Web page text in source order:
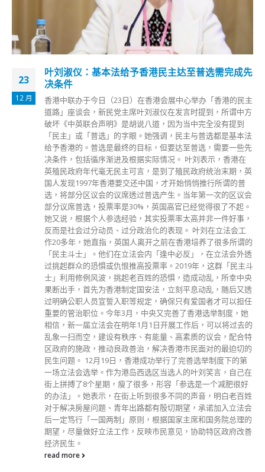
22
6 月
李家超为香港文汇报撰文：“以结果为目标”以解民
困
文/候任行政长官李家超 6月19日，中央人民政府公布了香港
特别行政区第六届政府主要官员任命。我衷心感谢中央人民政
府接受及批准我按基本法提名的26位主要官员，予以任命，并
感谢中央对我和我的团队的信任和支持。 我一直强调，要
「以结果为目标」，解决社会问题。这不仅是新一届特区政府
将付诸行动的目标，更是带领组织文化改变的重要元素。要达
至这个目标，团队要团结、执行能力要强，领导官员要主动，
以共同施政理念为基础，向同一目标迈进。 我们的团队主要
有四方面的特点： 第一，这是一支做实事、执行力强的管治
团队。用人唯才，是我选用团队成员的最主要考量。新班子中
有不少新面孔，但他们都有一个共同点，就是以务实和实干见
称，并在各自所在的领域或岗位上有所需的知识、经验或成
绩。「实干型」的管治团队是提升政府效能的重要元素，只有
找对人、发挥好所长，我们才能做对事、做成事。 第二，这
是一支迎难而上、敢于破局的管治团队。当今世界风云变色，
惟勇者胜。香港要重新出发，特区政府必须有变革精神，在挑
战面前不退缩、不放弃，以底线思维在各领域做好预判、防范
和规划，务实施政，以民为本，凝聚共识聚焦发展，为市民解
决问题。 第三，这是一支多元、聚合各领域人才的管治团
队。我们团队的成员还有一个特色：背景多元、不拘一格。既
有留任的问责官员和升任的公务员，也有来自政商界的新成
员；既有学者和专业人士，也有从基层一线打拼上来的地区工
作者；既有土生土长的香港人，也有扎根香港廿年的「港
漂」。这个多元的团队将透过磨合和优势互补，发挥「一加一
比二大」的协同效应。 第四，这是一支忠诚团结、充分展现
「爱国者治港」新气象的管治团队。「爱国者治港」是「一国
两制」的应有之义。「爱国者治港」已经从过去的拥护者、响
应者，转化为行动者、实践者。加入管治班子的人士必须有格
局、有情怀、有担当、有本领和有作为，深刻领会「爱国者」
标准的要求，尽责履职，团结一致。 在香港迎来回归25周年
的历史性时刻，香港由「由乱到治」迈向「由治及兴」，摆在